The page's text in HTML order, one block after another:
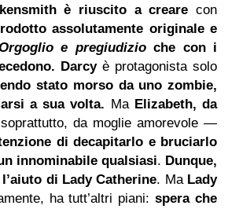
è riuscito a crearecon
assolutamente originale e
e pregiudizio che con i
Darcyè protagonista solo
stato morso da uno zombie,
a sua volta. Ma Elizabeth, da
da moglie amorevole —
di decapitarlo e bruciarlo
innominabile qualsiasi. Dunque,
di Lady Catherine. Ma Lady
ha tutt’altri piani:spera che